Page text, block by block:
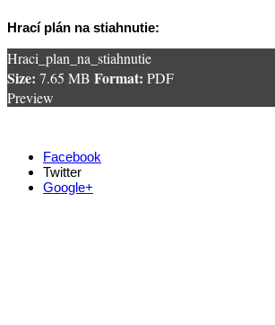
Hrací plán na stiahnutie:
Hraci_plan_na_stiahnutie
Size: 7.65 MB Format: PDF
Preview
Facebook
Twitter
Google+